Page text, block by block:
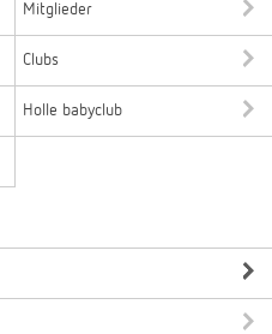
Mitglieder
Clubs
Holle babyclub